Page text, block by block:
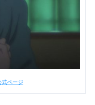
』第30話あらす
式ページ